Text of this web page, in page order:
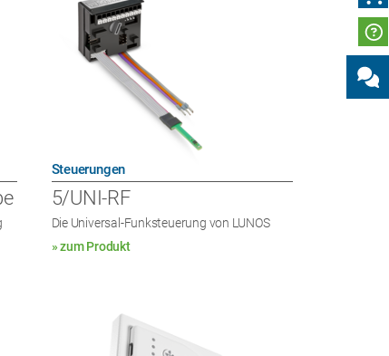
Steuerungen
5/UNI-RF
Die Universal-Funksteuerung von LUNOS
» zum Produkt